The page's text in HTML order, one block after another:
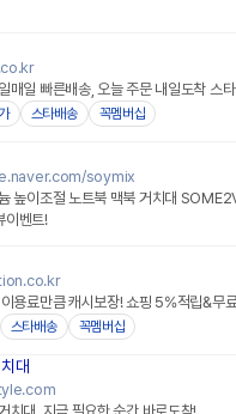
매일 빠른배송, 오늘 주문 내일도착 스
스타배송 꼭멤버십
soymix
높이조절 노트북 맥북 거치대
이벤트!
용료만큼 캐시보장! 쇼핑 5%적립&무
스타배송 꼭멤버십
대